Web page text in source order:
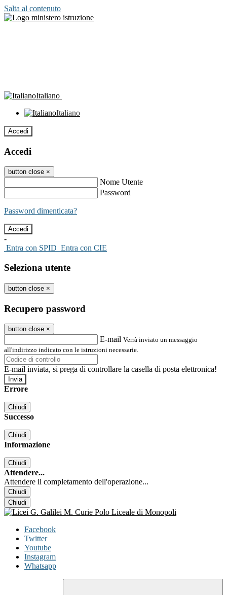
Salta al contenuto
Italiano
Italiano
Accedi
Accedi
button close ×
Nome Utente
Password
Password dimenticata?
-
Entra con SPID Entra con CIE
Seleziona utente
button close ×
Recupero password
button close ×
E-mail Verrà inviato un messaggio
all'indirizzo indicato con le istruzioni necessarie.
E-mail inviata, si prega di controllare la casella di posta elettronica!
Errore
Chiudi
Successo
Chiudi
Informazione
Chiudi
Attendere...
Attendere il completamento dell'operazione...
Chiudi
Chiudi
Facebook
Twitter
Youtube
Instagram
Whatsapp